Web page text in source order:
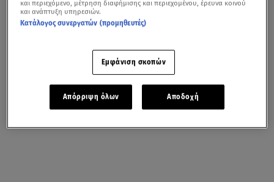
και περιεχόμενο, μέτρηση διαφήμισης και περιεχομένου, έρευνα κοινού
και ανάπτυξη υπηρεσιών.
Κατάλογος συνεργατών (προμηθευτές)
Εμφάνιση σκοπών
Απόρριψη όλων Αποδοχή